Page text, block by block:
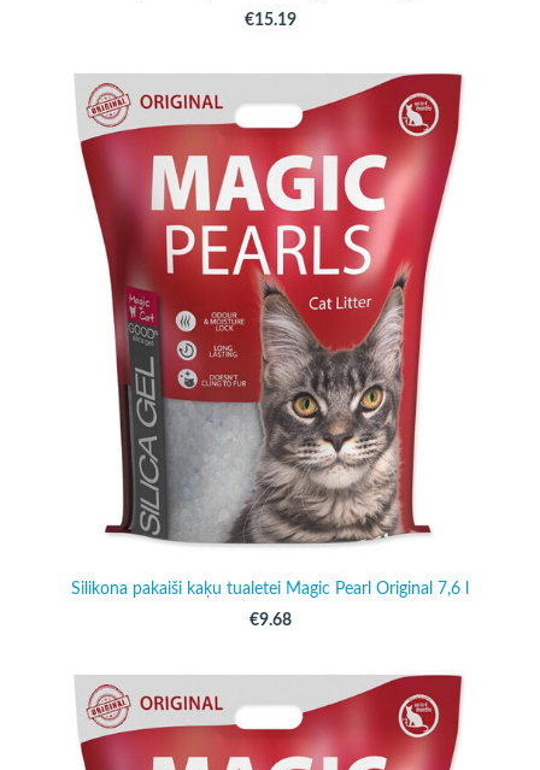
€15.19
Silikona pakaiši kaķu tualetei Magic Pearl Original 7,6 l
€9.68